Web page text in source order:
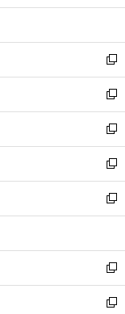
開
ウ
開
く
ン
ウ
で
開
く
ウ
ン
ド
ウ
で
開
く
し
ウ
ィ
ン
ド
ウ
で
開
く
新
し
い
ウ
ィ
ン
ド
ウ
で
開
新
し
い
ウ
ィ
ン
ド
ウ
開
く
新
し
い
ウ
ィ
ン
ウ
で
開
く
新
し
い
ウ
ン
ド
ウ
で
新
し
ウ
ィ
ン
ド
新
し
い
新